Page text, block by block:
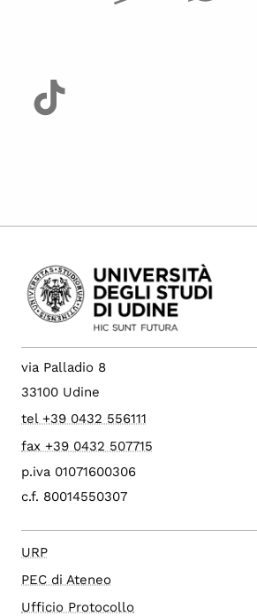
via Palladio 8
33100 Udine
tel +39 0432 556111
fax +39 0432 507715
p.iva 01071600306
c.f. 80014550307
URP
PEC di Ateneo
Ufficio Protocollo